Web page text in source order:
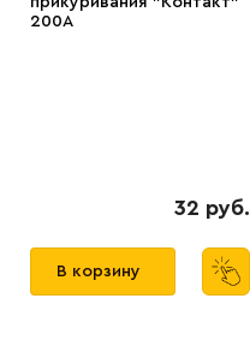
200А
32 руб.
В корзину